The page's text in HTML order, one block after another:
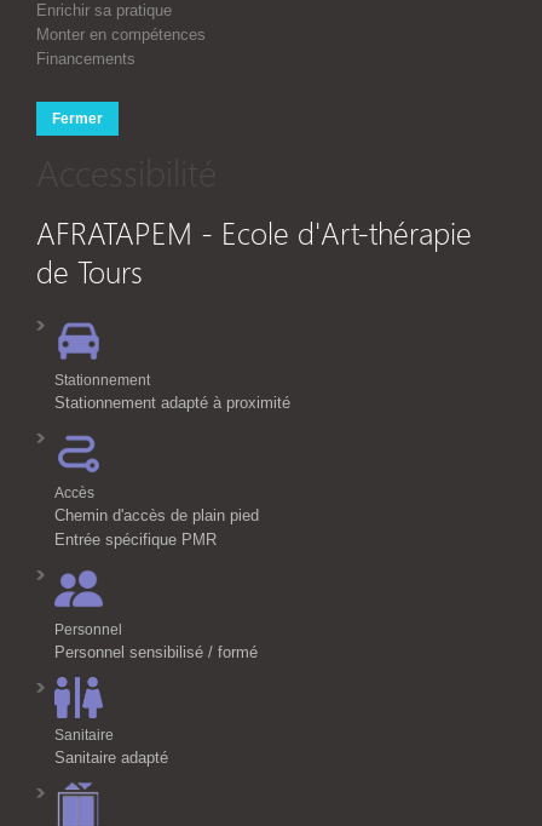
Enrichir sa pratique
Monter en compétences
Financements
Fermer
Accessibilité
AFRATAPEM - Ecole d'Art-thérapie
de Tours
Stationnement
Stationnement adapté à proximité
Accès
Chemin d'accès de plain pied
Entrée spécifique PMR
Personnel
Personnel sensibilisé / formé
Sanitaire
Sanitaire adapté